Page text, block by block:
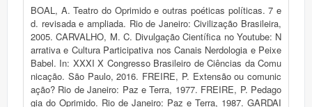
BOAL, A. Teatro do Oprimido e outras poéticas políticas. 7 e
d. revisada e ampliada. Rio de Janeiro: Civilização Brasileira,
2005. CARVALHO, M. C. Divulgação Científica no Youtube: N
arrativa e Cultura Participativa nos Canais Nerdologia e Peixe
Babel. In: XXXI X Congresso Brasileiro de Ciências da Comu
nicação. São Paulo, 2016. FREIRE, P. Extensão ou comunic
ação? Rio de Janeiro: Paz e Terra, 1977. FREIRE, P. Pedago
gia do Oprimido. Rio de Janeiro: Paz e Terra, 1987. GARDAI